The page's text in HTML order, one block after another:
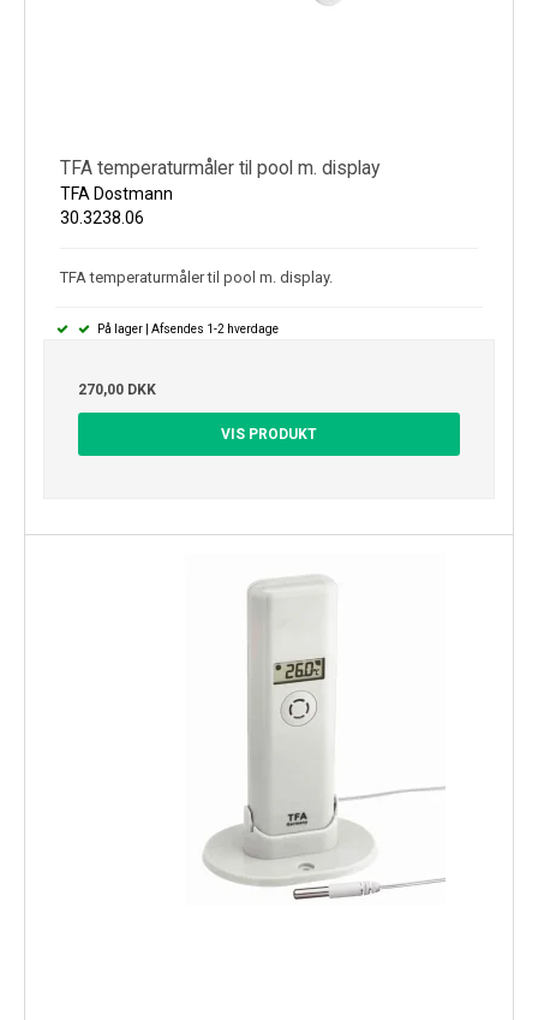
TFA temperaturmåler til pool m. display
TFA Dostmann
30.3238.06
TFA temperaturmåler til pool m. display.
På lager | Afsendes 1-2 hverdage
270,00 DKK
VIS PRODUKT